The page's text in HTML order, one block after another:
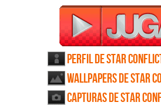
Perfil de Star
Wallpapers de Star
Capturas de Star